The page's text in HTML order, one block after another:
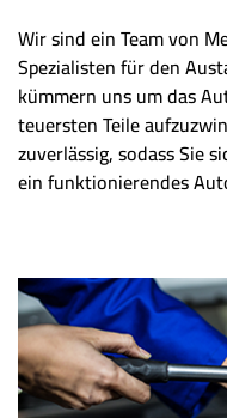
Wir sind ein Team von
Spezialisten für den
kümmern uns um das
teuersten Teile
zuverlässig, sodass Sie
ein funktionierendes